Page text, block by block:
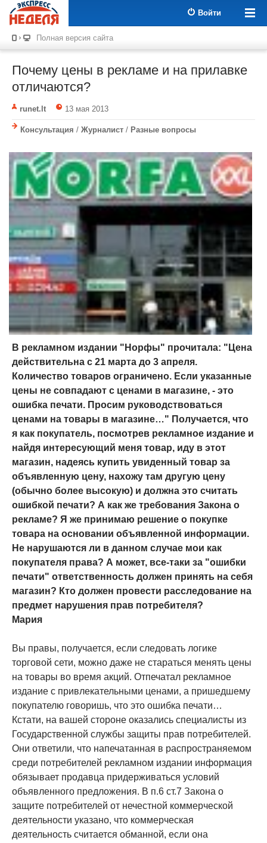
Войти
Полная версия сайта
Почему цены в рекламе и на прилавке
отличаются?
runet.lt 13 мая 2013
Консультация / Журналист / Разные вопросы
В рекламном издании "Норфы" прочитала: "Цена
действительна с 21 марта до 3 апреля.
Количество товаров ограничено. Если указанные
цены не совпадают с ценами в магазине, - это
ошибка печати. Просим руководствоваться
ценами на товары в магазине…" Получается, что
я как покупатель, посмотрев рекламное издание и
найдя интересующий меня товар, иду в этот
магазин, надеясь купить увиденный товар за
объявленную цену, нахожу там другую цену
(обычно более высокую) и должна это считать
ошибкой печати? А как же требования Закона о
рекламе? Я же принимаю решение о покупке
товара на основании объявленной информации.
Не нарушаются ли в данном случае мои как
покупателя права? А может, все-таки за "ошибки
печати" ответственность должен принять на себя
магазин? Кто должен провести расследование на
предмет нарушения прав потребителя?
Мария
Вы правы, получается, если следовать логике
торговой сети, можно даже не стараться менять цены
на товары во время акций. Отпечатал рекламное
издание с привлекательными ценами, а пришедшему
покупателю говоришь, что это ошибка печати…
Кстати, на вашей стороне оказались специалисты из
Государственной службы защиты прав потребителей.
Они ответили, что напечатанная в распространяемом
среди потребителей рекламном издании информация
обязывает продавца придерживаться условий
объявленного предложения. В п.6 ст.7 Закона о
защите потребителей от нечестной коммерческой
деятельности указано, что коммерческая
деятельность считается обманной, если она